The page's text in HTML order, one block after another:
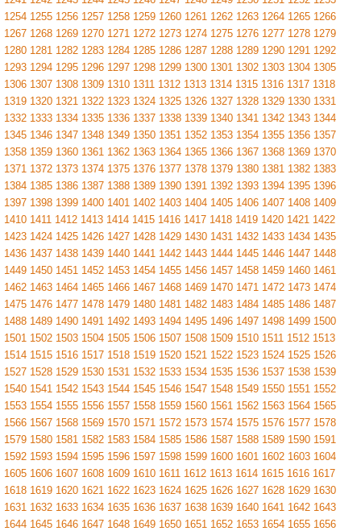
1254 1255 1256 1257 1258 1259 1260 1261 1262 1263 1264 1265 1266
1267 1268 1269 1270 1271 1272 1273 1274 1275 1276 1277 1278 1279
1280 1281 1282 1283 1284 1285 1286 1287 1288 1289 1290 1291 1292
1293 1294 1295 1296 1297 1298 1299 1300 1301 1302 1303 1304 1305
1306 1307 1308 1309 1310 1311 1312 1313 1314 1315 1316 1317 1318
1319 1320 1321 1322 1323 1324 1325 1326 1327 1328 1329 1330 1331
1332 1333 1334 1335 1336 1337 1338 1339 1340 1341 1342 1343 1344
1345 1346 1347 1348 1349 1350 1351 1352 1353 1354 1355 1356 1357
1358 1359 1360 1361 1362 1363 1364 1365 1366 1367 1368 1369 1370
1371 1372 1373 1374 1375 1376 1377 1378 1379 1380 1381 1382 1383
1384 1385 1386 1387 1388 1389 1390 1391 1392 1393 1394 1395 1396
1397 1398 1399 1400 1401 1402 1403 1404 1405 1406 1407 1408 1409
1410 1411 1412 1413 1414 1415 1416 1417 1418 1419 1420 1421 1422
1423 1424 1425 1426 1427 1428 1429 1430 1431 1432 1433 1434 1435
1436 1437 1438 1439 1440 1441 1442 1443 1444 1445 1446 1447 1448
1449 1450 1451 1452 1453 1454 1455 1456 1457 1458 1459 1460 1461
1462 1463 1464 1465 1466 1467 1468 1469 1470 1471 1472 1473 1474
1475 1476 1477 1478 1479 1480 1481 1482 1483 1484 1485 1486 1487
1488 1489 1490 1491 1492 1493 1494 1495 1496 1497 1498 1499 1500
1501 1502 1503 1504 1505 1506 1507 1508 1509 1510 1511 1512 1513
1514 1515 1516 1517 1518 1519 1520 1521 1522 1523 1524 1525 1526
1527 1528 1529 1530 1531 1532 1533 1534 1535 1536 1537 1538 1539
1540 1541 1542 1543 1544 1545 1546 1547 1548 1549 1550 1551 1552
1553 1554 1555 1556 1557 1558 1559 1560 1561 1562 1563 1564 1565
1566 1567 1568 1569 1570 1571 1572 1573 1574 1575 1576 1577 1578
1579 1580 1581 1582 1583 1584 1585 1586 1587 1588 1589 1590 1591
1592 1593 1594 1595 1596 1597 1598 1599 1600 1601 1602 1603 1604
1605 1606 1607 1608 1609 1610 1611 1612 1613 1614 1615 1616 1617
1618 1619 1620 1621 1622 1623 1624 1625 1626 1627 1628 1629 1630
1631 1632 1633 1634 1635 1636 1637 1638 1639 1640 1641 1642 1643
1644 1645 1646 1647 1648 1649 1650 1651 1652 1653 1654 1655 1656